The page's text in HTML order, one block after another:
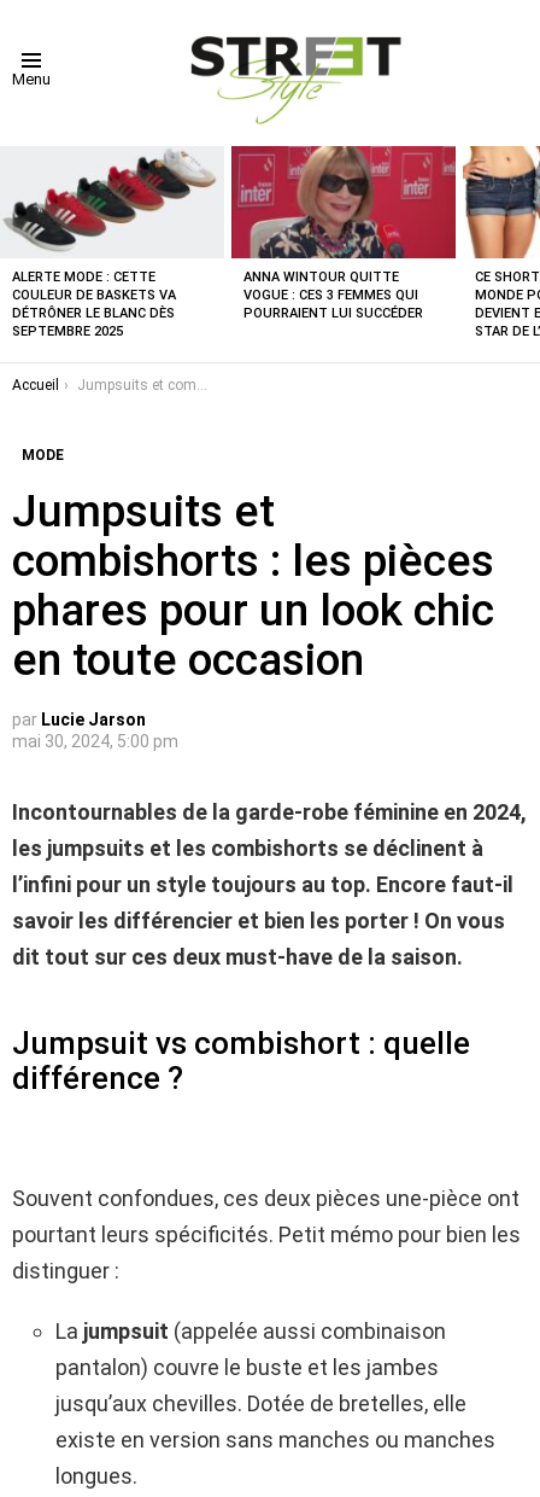
Menu
ALERTE MODE : CETTE
COULEUR DE BASKETS VA
DÉTRÔNER LE BLANC DÈS
SEPTEMBRE 2025
ANNA WINTOUR QUITTE
VOGUE : CES 3 FEMMES QUI
POURRAIENT LUI SUCCÉDER
CE
MONDE
DEVIENT
STAR DE
Vous êtes ici :
Accueil Jumpsuits et combishorts : les pièces phares pour un look chic en toute occasion
MODE
Jumpsuits et
combishorts : les pièces
phares pour un look chic
en toute occasion
par Lucie Jarson
mai 30, 2024, 5:00 pm
Incontournables de la garde-robe féminine en 2024,
les jumpsuits et les combishorts se déclinent à
l’infini pour un style toujours au top. Encore faut-il
savoir les différencier et bien les porter ! On vous
dit tout sur ces deux must-have de la saison.
Jumpsuit vs combishort : quelle
différence ?
Souvent confondues, ces deux pièces une-pièce ont
pourtant leurs spécificités. Petit mémo pour bien les
distinguer :
La jumpsuit (appelée aussi combinaison
pantalon) couvre le buste et les jambes
jusqu’aux chevilles. Dotée de bretelles, elle
existe en version sans manches ou manches
longues.